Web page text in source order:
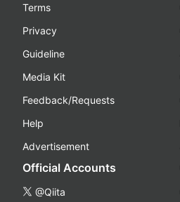
Terms
Privacy
Guideline
Media Kit
Feedback/Requests
Help
Advertisement
Official Accounts
@Qiita